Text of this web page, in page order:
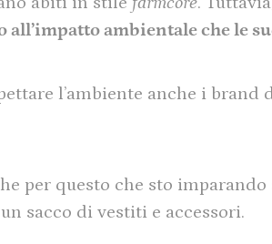
ambientale che le
l’ambiente anche i
per questo che sto
sacco di vestiti e accessori.